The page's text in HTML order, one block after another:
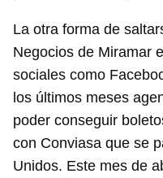
La otra forma de
Negocios de Miramar
sociales como
los últimos meses
poder conseguir
con Conviasa que se
Unidos. Este mes de